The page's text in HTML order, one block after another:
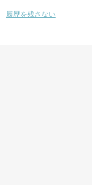
履歴を残さない